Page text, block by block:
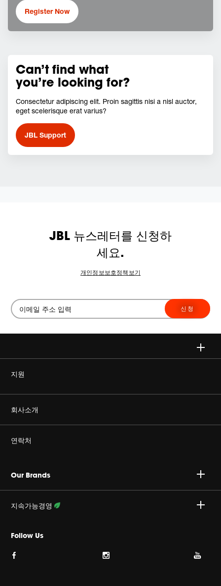
Register Now
Can’t find what
you’re looking for?
Consectetur adipiscing elit. Proin sagittis nisi a nisl auctor,
eget scelerisque erat varius?
JBL Support
JBL 뉴스레터를 신청하
세요.
개인정보보호정책보기
신청
지원
정품을 구매하세요
회사소개
Harman Corporate
쿠키 정책
이용약관
사이트맵
연락처
A/S 문의 : 02-553-3494
업무시간
월~금, 오전 9시 ~ 오후 6시
Our Brands
지속가능경영
활동 상세보기
Follow Us